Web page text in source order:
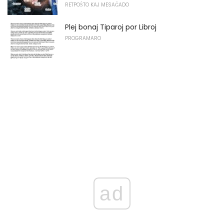
RETPOŜTO KAJ MESAĜADO
Plej bonaj Tiparoj por Libroj
PROGRAMARO
ad